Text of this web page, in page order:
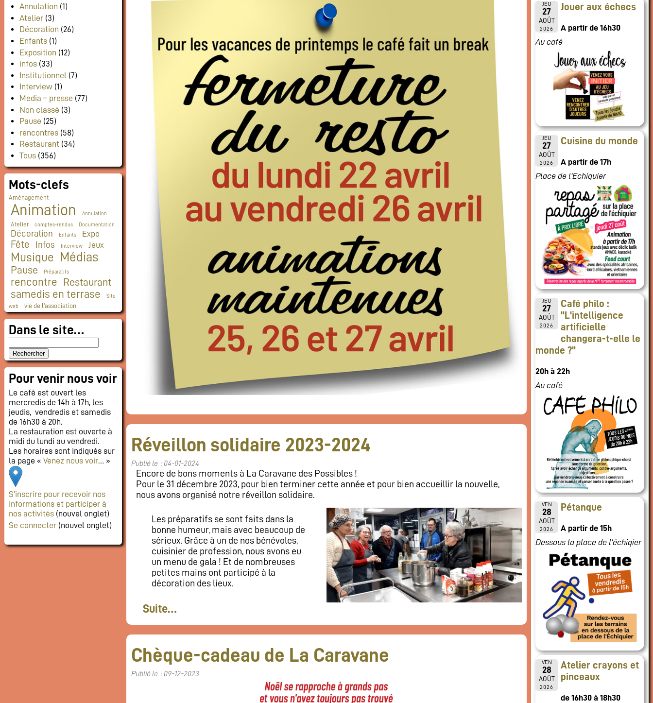
Réveillon solidaire 2023-2024
Publié le : 04-01-2024
Encore de bons moments à La Caravane des Possibles !
Pour le 31 décembre 2023, pour bien terminer cette année et pour bien accueillir la nouvelle,
nous avons organisé notre réveillon solidaire.
Les préparatifs se sont faits dans la
bonne humeur, mais avec beaucoup de
sérieux. Grâce à un de nos bénévoles,
cuisinier de profession, nous avons eu
un menu de gala ! Et de nombreuses
petites mains ont participé à la
décoration des lieux.
Suite…
Chèque-cadeau de La Caravane
Publié le : 09-12-2023
Annulation (1)
Atelier (3)
Décoration (26)
Enfants (1)
Exposition (12)
infos (33)
Institutionnel (7)
Interview (1)
Media – presse (77)
Non classé (3)
Pause (25)
rencontres (58)
Restaurant (34)
Tous (356)
Mots-clefs
Aménagement
Animation Annulation
Atelier comptes-rendus Documentation
Décoration Enfants Expo
Fête Infos Interview Jeux
Musique Médias
Pause Préparatifs
rencontre Restaurant
samedis en terrase
Site
web
vie de l'association
Dans le site…
Pour venir nous voir
Le café est ouvert les
mercredis de 14h à 17h, les
jeudis, vendredis et samedis
de 16h30 à 20h.
La restauration est ouverte à
midi du lundi au vendredi.
Les horaires sont indiqués sur
la page « Venez nous voir … »
S’inscrire pour recevoir nos
informations et participer à
nos activités (nouvel onglet)
Se connecter (nouvel onglet)
JEU
27
AOÛT
2026
Jouer aux échecs
A partir de 16h30
Au café
JEU
27
AOÛT
2026
Cuisine du monde
A partir de 17h
Place de l'Echiquier
JEU
27
AOÛT
2026
Café philo :
"L'intelligence
artificielle
changera-t-elle le
monde ?"
20h à 22h
Au café
VEN
28
AOÛT
2026
Pétanque
A partir de 15h
Dessous la place de l'échiqier
VEN
28
AOÛT
2026
Atelier crayons et
pinceaux
de 16h30 à 18h30